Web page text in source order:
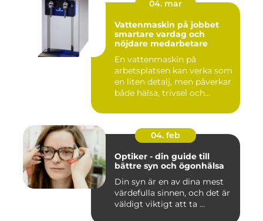
04. mar
Vattenmaskin på jobbet
smartare vardag och
nöjdare medarbetare
En vattenmaskin på
arbetsplatsen kan verka som
en liten detalj, men påverkar
både hälsa, trivsel och...
04. feb
Optiker - din guide till
bättre syn och ögonhälsa
Din syn är en av dina mest
värdefulla sinnen, och det är
väldigt viktigt att ta ...